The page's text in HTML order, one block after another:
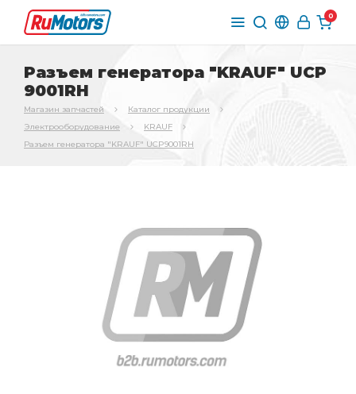
0
Разъем генератора "KRAUF" UCP
9001RH
Магазин запчастей
Каталог продукции
Электрооборудование
KRAUF
Разъем генератора "KRAUF" UCP9001RH